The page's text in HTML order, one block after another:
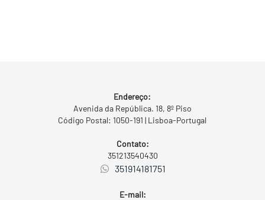
Endereço:
Avenida da República. 18, 8º Piso
Código Postal: 1050-191 | Lisboa-Portugal
Contato:
351213540430
351914181751
E-mail: